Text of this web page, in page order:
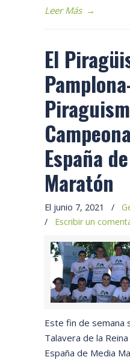
Leer Más →
El
España
Maratón
El junio 7, 2021 /
/ Escribir un
Este fin de semana
Talavera de la
España de Media